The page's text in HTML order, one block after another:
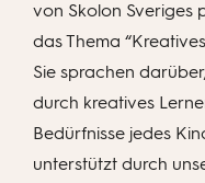
von Skolon Sveriges
das Thema
Sie sprachen
durch kreatives
Bedürfnisse jedes
unterstützt durch